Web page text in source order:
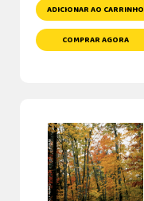
ADICIONAR AO CARRINHO
COMPRAR AGORA